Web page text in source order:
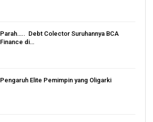
Parah….. Debt Colector Suruhannya BCA
Finance di…
Pengaruh Elite Pemimpin yang Oligarki